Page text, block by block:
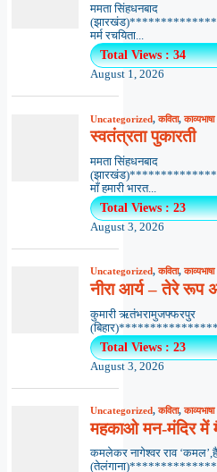
ममता सिंहधनबाद
मर्म रचयिता...
Total Views : 34
August 1, 2026
Uncategorized,कविता,काव्यभाषा
स्वतंत्रता पुकारती
ममता सिंहधनबाद
माँ हमारी भारत...
Total Views : 23
August 3, 2026
Uncategorized,कविता,काव्यभाषा
नीरा आर्य – तेरे रूप
कुमारी ऋतंभरामुजफ्फरपुर
Total Views : 23
August 3, 2026
Uncategorized,कविता,काव्यभाषा
महकाओ मन-मंदिर में
कमलेकर नागेश्वर राव